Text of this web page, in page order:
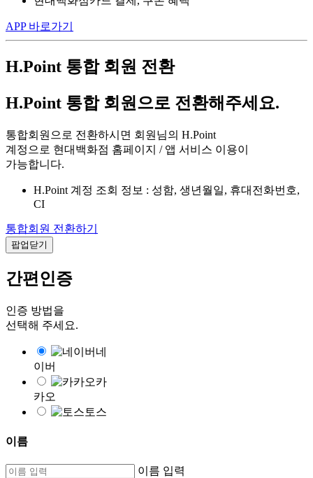
APP 바로가기
H.Point 통합 회원 전환
H.Point 통합 회원으로 전환해주세요.
통합회원으로 전환하시면 회원님의 H.Point
계정으로 현대백화점 홈페이지 / 앱 서비스 이용이
가능합니다.
H.Point 계정 조회 정보 : 성함, 생년월일, 휴대전화번호,
CI
통합회원 전환하기
팝업닫기
간편인증
인증 방법을
선택해 주세요.
네
이버
카
카오
토스
이름
이름 입력